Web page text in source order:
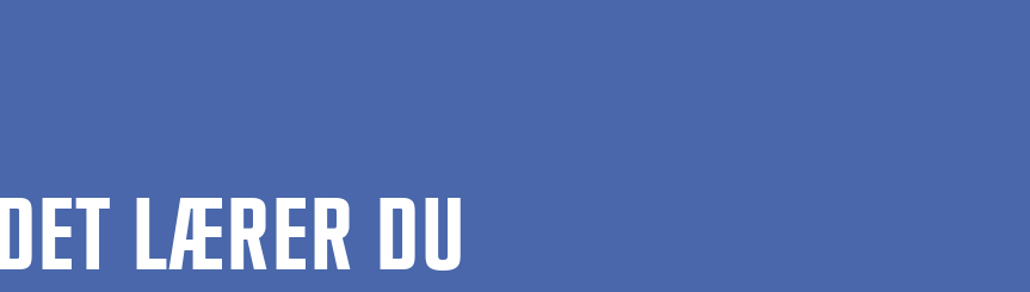
DET LÆRER DU